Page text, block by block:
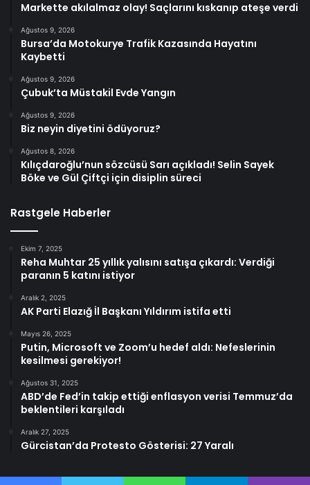
Markette akılalmaz olay! Saçlarını kıskanıp ateşe verdi
Ağustos 9, 2026
Bursa’da Motokurye Trafik Kazasında Hayatını
Kaybetti
Ağustos 9, 2026
Çubuk’ta Müstakil Evde Yangın
Ağustos 9, 2026
Biz neyin diyetini ödüyoruz?
Ağustos 8, 2026
Kılıçdaroğlu’nun sözcüsü Sarı açıkladı! Selin Sayek
Böke ve Gül Çiftçi için disiplin süreci
Rastgele Haberler
Ekim 7, 2025
Reha Muhtar 25 yıllık yalısını satışa çıkardı: Verdiği
paranın 5 katını istiyor
Aralık 2, 2025
AK Parti Elazığ İl Başkanı Yıldırım istifa etti
Mayıs 26, 2025
Putin, Microsoft ve Zoom’u hedef aldı: Nefeslerinin
kesilmesi gerekiyor!
Ağustos 31, 2025
ABD’de Fed’in takip ettiği enflasyon verisi Temmuz’da
beklentileri karşıladı
Aralık 27, 2025
Gürcistan’da Protesto Gösterisi: 27 Yaralı